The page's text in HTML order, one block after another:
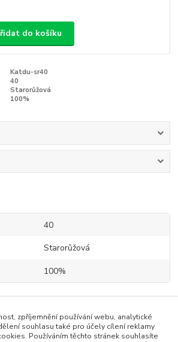
do košíku
Katdu-sr40
40
Starorůžová
100%
40
Starorůžová
100%
kategoriích
zpříjemnění používání webu, analytické
souhlasu také pro účely cílení reklamy
Používáním těchto stránek souhlasíte